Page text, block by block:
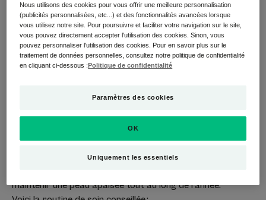
une légère pression ou tapotez doucement. Idéal pour
éviter les microlésions dues au grattage intempestif,
notamment en cas de démangeaisons du visage la nuit.
La technique de l’air: agitez doucement un éventail ou
une petite source d’air frais là où vous sentez les
de brûlure sans contact direct.
Et pourprévenir ces démangeaisons du visage, il n’y a
pas de secret : il faut suivre une routine de soin
quotidienne, régulière et adaptée à la zone du visage.
C’est le seul moyen pourrenforcer durablement la
maintenir une peau apaisée tout au long de l’année.
Nous utilisons des cookies pour vous offrir une meilleure personnalisation
(publicités personnalisées, etc...) et des fonctionnalités avancées lorsque
vous utilisez notre site. Pour poursuivre et faciliter votre navigation sur le site,
vous pouvez directement accepter l'utilisation des cookies. Sinon, vous
pouvez personnaliser l'utilisation des cookies. Pour en savoir plus sur le
traitement de données personnelles, consultez notre politique de confidentialité
en cliquant ci-dessous :Politique de confidentialité
Paramètres des cookies
Uniquement les essentiels
OK